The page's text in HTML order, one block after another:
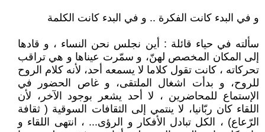
و في البدء كانت الفكرة .. و في البدء كانت الكلمة
سألته في حياء قائلة : أين نجلس نحن النساء ، و قادها
إلى المكان المخصص لهنّ، و سمّرت عيناها و هي تراقب
تحركاته ، كانت تقول كلاما لا يسمعه أحد، لأنه كلام الروح
للروح، و بدأت اشغال الملتقى، و غاص الحضور في
الإستماع للمحاضرين ، لا أحد يشعر بوجود الآخر، لأن
اللقاء كان ربّانيا، لا ينتمي إلى الثقافات السوقية ( ثقافة
الرّعاع) ، الكل تبادل الأفكار و الرؤى... ، انتهى اللقاء و